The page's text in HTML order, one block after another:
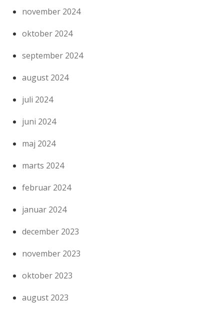
november 2024
oktober 2024
september 2024
august 2024
juli 2024
juni 2024
maj 2024
marts 2024
februar 2024
januar 2024
december 2023
november 2023
oktober 2023
august 2023